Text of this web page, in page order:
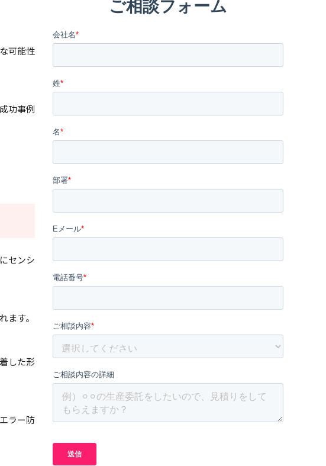
可能性
功事例
センシ
ます。
した形
ラー防